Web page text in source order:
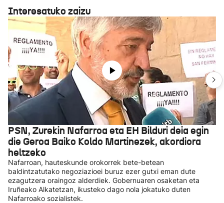
Interesatuko zaizu
PSN, Zurekin Nafarroa eta EH Bilduri deia egin
die Geroa Baiko Koldo Martinezek, akordiora
heltzeko
Nafarroan, hauteskunde orokorrek bete-betean
baldintzatutako negoziazioei buruz ezer gutxi eman dute
ezagutzera oraingoz alderdiek. Gobernuaren osaketan eta
Iruñeako Alkatetzan, ikusteko dago nola jokatuko duten
Nafarroako sozialistek.